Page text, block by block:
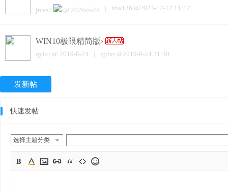
jmes2 @ 2020-5-28 | nba136 @2023-12-12 11:12
WIN10极限精简版›
qylxr @ 2019-8-24 | qylxr @2019-8-24 21:30
发新帖
快速发帖
选择主题分类